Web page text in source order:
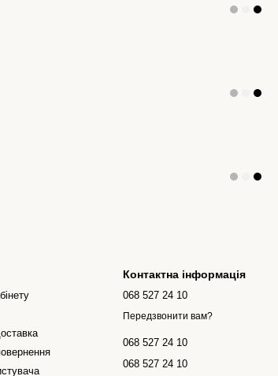
Контактна інформація
068 527 24 10
Передзвонити вам?
068 527 24 10
068 527 24 10